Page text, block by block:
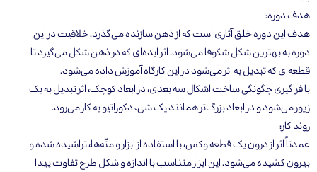
هدف دوره:
هدف این دوره خلق آثاری است که از ذهن سازنده می‌گذرد. خلاقیت در این
دوره به بهترین شکل شکوفا می‌شود. اثر ایده‌ای که در ذهن شکل می‌گیرد تا
قطعه‌ای که تبدیل به اثر می‌شود در این کارگاه آموزش داده می‌شود.
با فراگیری چگونگی ساخت اشکال سه بعدی، در ابعاد کوچک، اثر تبدیل به یک
زیور می‌شود و در ابعاد بزرگ‌تر همانند یک شیء دکوراتیو به کار می‌رود.
روند کار:
عمدتاً اثر از درون یک قطعه وکس، با استفاده از ابزار و متّه‌ها، تراشیده شده و
بیرون کشیده می‌شود. این ابزار متناسب با اندازه و شکل طرح تفاوت پیدا